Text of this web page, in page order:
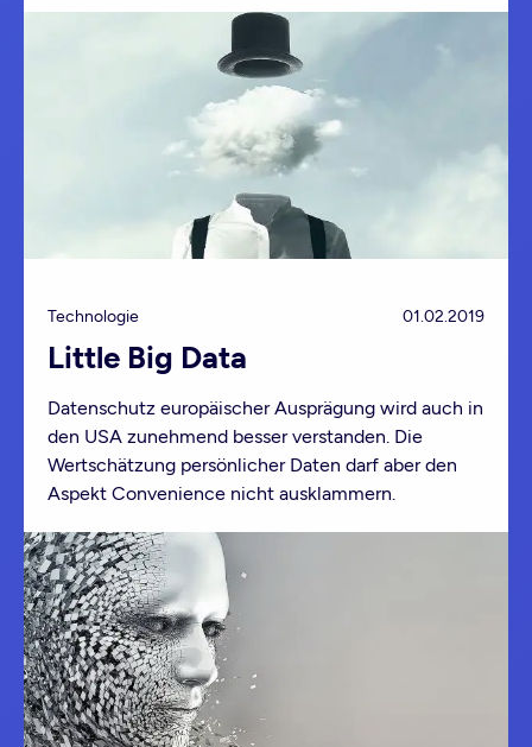
Technologie 01.02.2019
Little Big Data
Datenschutz europäischer Ausprägung wird auch in
den USA zunehmend besser verstanden. Die
Wertschätzung persönlicher Daten darf aber den
Aspekt Convenience nicht ausklammern.